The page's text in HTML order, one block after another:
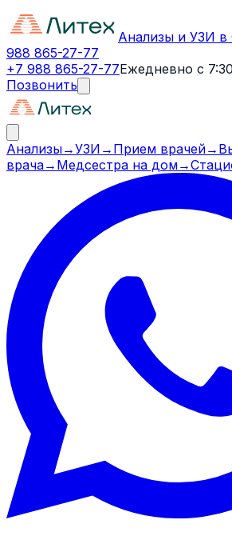
Анализы и УЗИ в
988 865-27-77
+7 988 865-27-77Ежедневно с 7:30
Позвонить
Анализы→УЗИ → Прием врачей→
врача→ Медсестра на дом→